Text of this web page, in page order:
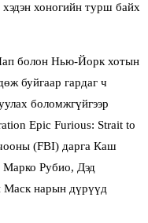
хоногийн турш байх
болон Нью-Йорк хотын
буйгаар гардаг ч
боломжгүйгээр
Epic Furious: Strait to
(FBI) дарга Каш
Марко Рубио, Дэд
Маск нарын дүрүүд